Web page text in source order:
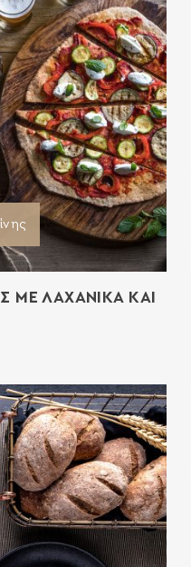
ΜΕ ΛΑΧΑΝΙΚΑ ΚΑΙ